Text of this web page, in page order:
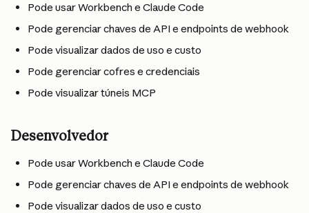
Pode usar Workbench e Claude Code
Pode gerenciar chaves de API e endpoints de webhook
Pode visualizar dados de uso e custo
Pode gerenciar cofres e credenciais
Pode visualizar túneis MCP
Desenvolvedor
Pode usar Workbench e Claude Code
Pode gerenciar chaves de API e endpoints de webhook
Pode visualizar dados de uso e custo